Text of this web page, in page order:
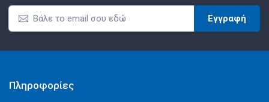
Εγγραφή
Πληροφορίες